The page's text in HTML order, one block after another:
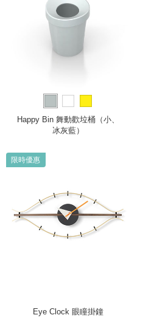
Happy Bin 舞動歡垃桶（小、
冰灰藍）
限時優惠
Eye Clock 眼瞳掛鐘